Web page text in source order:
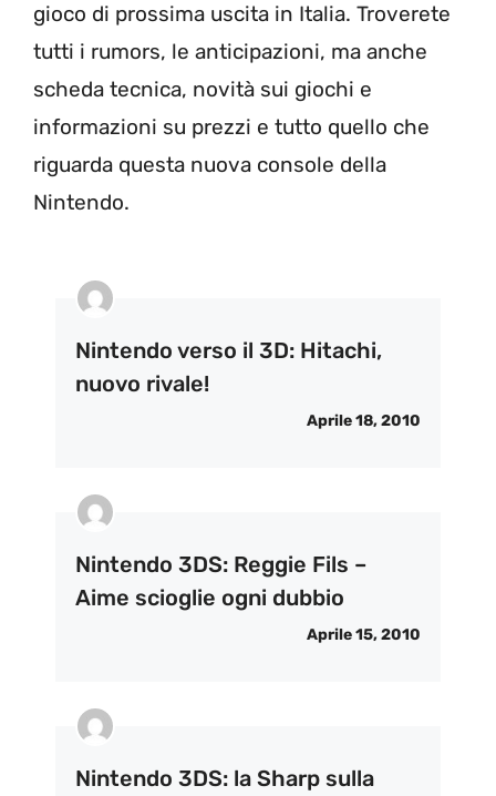
gioco di prossima uscita in Italia. Troverete
tutti i rumors, le anticipazioni, ma anche
scheda tecnica, novità sui giochi e
informazioni su prezzi e tutto quello che
riguarda questa nuova console della
Nintendo.
Nintendo verso il 3D: Hitachi,
nuovo rivale!
Aprile 18, 2010
Nintendo 3DS: Reggie Fils –
Aime scioglie ogni dubbio
Aprile 15, 2010
Nintendo 3DS: la Sharp sulla